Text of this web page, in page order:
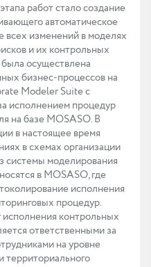
работ стало создание
автоматическое
всех изменений в моделях
и их контрольных
осуществлена
бизнес-процессов на
Modeler Suite с
исполнением процедур
на базе MOSASO. В
в настоящее время
в схемах организации
системы моделирования
в MOSASO, где
исполнения
процедур.
контрольных
ответственными за
на уровне
территориального